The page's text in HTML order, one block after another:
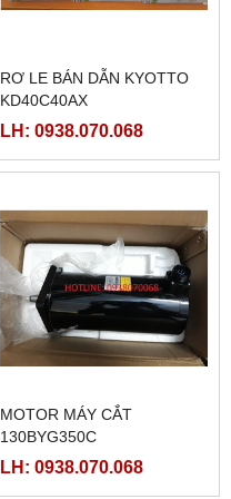
RƠ LE BÁN DẪN KYOTTO
KD40C40AX
LH: 0938.070.068
MOTOR MÁY CẮT
130BYG350C
LH: 0938.070.068